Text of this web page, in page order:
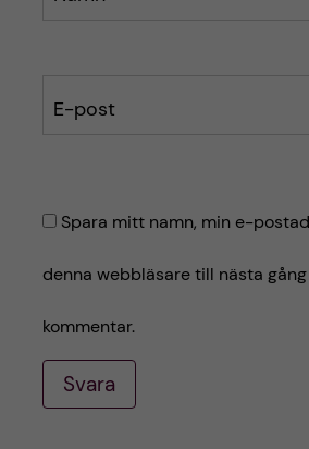
E-post
Spara mitt namn, min e-
denna webbläsare till nästa
kommentar.
Svara